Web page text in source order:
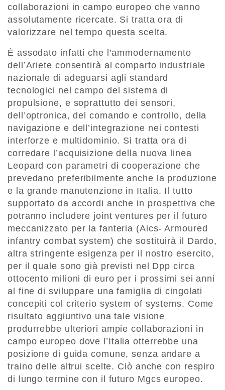
collaborazioni in campo europeo che vanno
assolutamente ricercate. Si tratta ora di
valorizzare nel tempo questa scelta.
È assodato infatti che l’ammodernamento
dell’Ariete consentirà al comparto industriale
nazionale di adeguarsi agli standard
tecnologici nel campo del sistema di
propulsione, e soprattutto dei sensori,
dell’optronica, del comando e controllo, della
navigazione e dell’integrazione nei contesti
interforze e multidominio. Si tratta ora di
corredare l’acquisizione della nuova linea
Leopard con parametri di cooperazione che
prevedano preferibilmente anche la produzione
e la grande manutenzione in Italia. Il tutto
supportato da accordi anche in prospettiva che
potranno includere joint ventures per il futuro
meccanizzato per la fanteria (Aics- Armoured
infantry combat system) che sostituirà il Dardo,
altra stringente esigenza per il nostro esercito,
per il quale sono già previsti nel Dpp circa
ottocento milioni di euro per i prossimi sei anni
al fine di sviluppare una famiglia di cingolati
concepiti col criterio system of systems. Come
risultato aggiuntivo una tale visione
produrrebbe ulteriori ampie collaborazioni in
campo europeo dove l’Italia otterrebbe una
posizione di guida comune, senza andare a
traino delle altrui scelte. Ciò anche con respiro
di lungo termine con il futuro Mgcs europeo.